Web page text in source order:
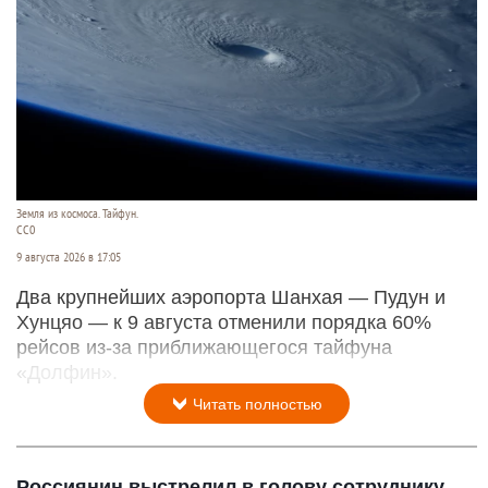
Земля из космоса. Тайфун.
СС0
9 августа 2026 в 17:05
Два крупнейших аэропорта Шанхая — Пудун и
Хунцяо — к 9 августа отменили порядка 60%
рейсов из-за приближающегося тайфуна
«Долфин».
Читать полностью